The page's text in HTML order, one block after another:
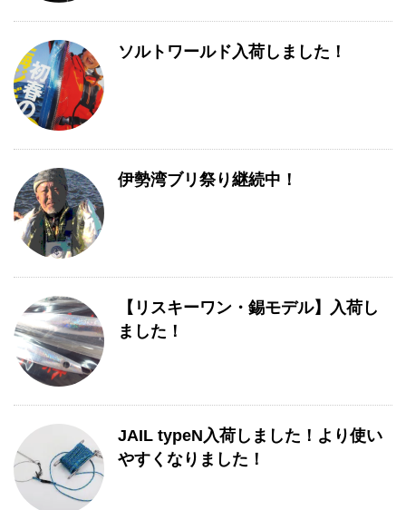
ソルトワールド入荷しました！
伊勢湾ブリ祭り継続中！
【リスキーワン・錫モデル】入荷し
ました！
JAIL typeN入荷しました！より使い
やすくなりました！